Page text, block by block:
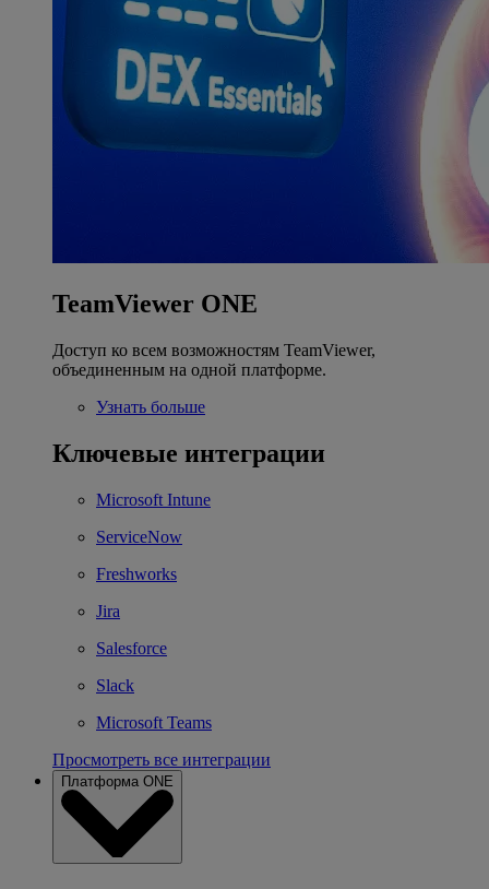
TeamViewer ONE
Доступ ко всем возможностям TeamViewer,
объединенным на одной платформе.
Узнать больше
Ключевые интеграции
Microsoft Intune
ServiceNow
Freshworks
Jira
Salesforce
Slack
Microsoft Teams
Просмотреть все интеграции
Платформа ONE